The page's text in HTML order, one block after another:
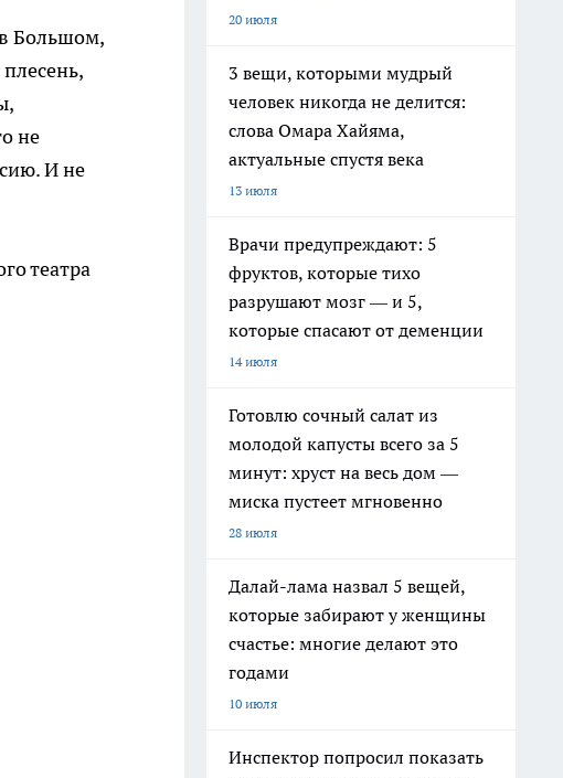
Большом,
не
И не
театра
20 июля
3 вещи, которыми мудрый
человек никогда не делится:
слова Омара Хайяма,
актуальные спустя века
13 июля
Врачи предупреждают: 5
фруктов, которые тихо
разрушают мозг — и 5,
которые спасают от деменции
14 июля
Готовлю сочный салат из
молодой капусты всего за 5
минут: хруст на весь дом —
миска пустеет мгновенно
28 июля
Далай-лама назвал 5 вещей,
которые забирают у женщины
счастье: многие делают это
годами
10 июля
Инспектор попросил показать